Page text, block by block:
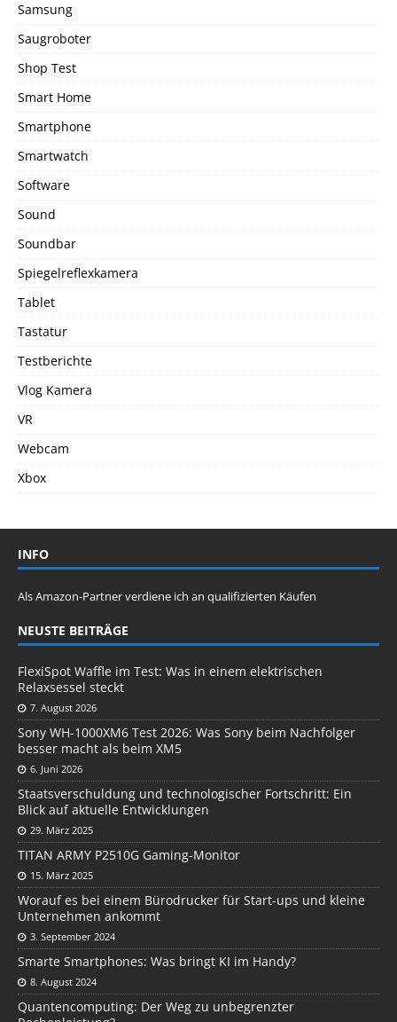
Samsung
Saugroboter
Shop Test
Smart Home
Smartphone
Smartwatch
Software
Sound
Soundbar
Spiegelreflexkamera
Tablet
Tastatur
Testberichte
Vlog Kamera
VR
Webcam
Xbox
INFO
Als Amazon-Partner verdiene ich an qualifizierten Käufen
NEUSTE BEITRÄGE
FlexiSpot Waffle im Test: Was in einem elektrischen
Relaxsessel steckt
7. August 2026
Sony WH-1000XM6 Test 2026: Was Sony beim Nachfolger
besser macht als beim XM5
6. Juni 2026
Staatsverschuldung und technologischer Fortschritt: Ein
Blick auf aktuelle Entwicklungen
29. März 2025
TITAN ARMY P2510G Gaming-Monitor
15. März 2025
Worauf es bei einem Bürodrucker für Start-ups und kleine
Unternehmen ankommt
3. September 2024
Smarte Smartphones: Was bringt KI im Handy?
8. August 2024
Quantencomputing: Der Weg zu unbegrenzter